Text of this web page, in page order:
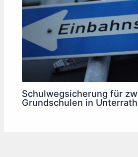
Schulwegsicherung für
Grundschulen in Unterrath